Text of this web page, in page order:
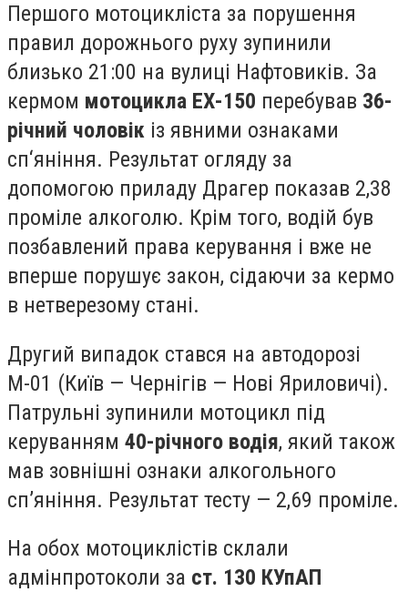
Першого мотоцикліста за порушення
правил дорожнього руху зупинили
близько 21:00 на вулиці Нафтовиків. За
кермом мотоцикла ЕХ-150 перебував 36-
річний чоловік із явними ознаками
сп‘яніння. Результат огляду за
допомогою приладу Драгер показав 2,38
проміле алкоголю. Крім того, водій був
позбавлений права керування і вже не
вперше порушує закон, сідаючи за кермо
в нетверезому стані.
Другий випадок стався на автодорозі
М-01 (Київ — Чернігів — Нові Яриловичі).
Патрульні зупинили мотоцикл під
керуванням 40-річного водія, який також
мав зовнішні ознаки алкогольного
сп’яніння. Результат тесту — 2,69 проміле.
На обох мотоциклістів склали
адмінпротоколи за ст. 130 КУпАП